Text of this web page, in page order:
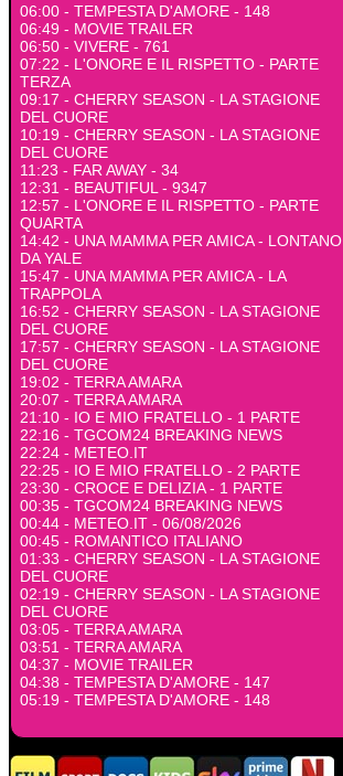
06:00 - TEMPESTA D'AMORE - 148
06:49 - MOVIE TRAILER
06:50 - VIVERE - 761
07:22 - L'ONORE E IL RISPETTO - PARTE
TERZA
09:17 - CHERRY SEASON - LA STAGIONE
DEL CUORE
10:19 - CHERRY SEASON - LA STAGIONE
DEL CUORE
11:23 - FAR AWAY - 34
12:31 - BEAUTIFUL - 9347
12:57 - L'ONORE E IL RISPETTO - PARTE
QUARTA
14:42 - UNA MAMMA PER AMICA - LONTANO
DA YALE
15:47 - UNA MAMMA PER AMICA - LA
TRAPPOLA
16:52 - CHERRY SEASON - LA STAGIONE
DEL CUORE
17:57 - CHERRY SEASON - LA STAGIONE
DEL CUORE
19:02 - TERRA AMARA
20:07 - TERRA AMARA
21:10 - IO E MIO FRATELLO - 1 PARTE
22:16 - TGCOM24 BREAKING NEWS
22:24 - METEO.IT
22:25 - IO E MIO FRATELLO - 2 PARTE
23:30 - CROCE E DELIZIA - 1 PARTE
00:35 - TGCOM24 BREAKING NEWS
00:44 - METEO.IT - 06/08/2026
00:45 - ROMANTICO ITALIANO
01:33 - CHERRY SEASON - LA STAGIONE
DEL CUORE
02:19 - CHERRY SEASON - LA STAGIONE
DEL CUORE
03:05 - TERRA AMARA
03:51 - TERRA AMARA
04:37 - MOVIE TRAILER
04:38 - TEMPESTA D'AMORE - 147
05:19 - TEMPESTA D'AMORE - 148